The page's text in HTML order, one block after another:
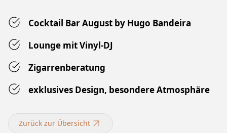
Cocktail Bar August by Hugo Bandeira
Lounge mit Vinyl-DJ
Zigarrenberatung
exklusives Design, besondere Atmosphäre
Zurück zur Übersicht